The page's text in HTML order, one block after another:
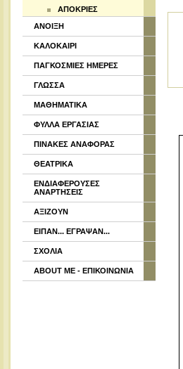
ΑΠΟΚΡΙΕΣ
ΑΝΟΙΞΗ
ΚΑΛΟΚΑΙΡΙ
ΠΑΓΚΟΣΜΙΕΣ ΗΜΕΡΕΣ
ΓΛΩΣΣΑ
ΜΑΘΗΜΑΤΙΚΑ
ΦΥΛΛΑ ΕΡΓΑΣΙΑΣ
ΠΙΝΑΚΕΣ ΑΝΑΦΟΡΑΣ
ΘΕΑΤΡΙΚΑ
ΕΝΔΙΑΦΕΡΟΥΣΕΣ
ΑΝΑΡΤΗΣΕΙΣ
ΑΞΙΖΟΥΝ
ΕΙΠΑΝ... ΕΓΡΑΨΑΝ...
ΣΧΟΛΙΑ
ABOUT ME - ΕΠΙΚΟΙΝΩΝΙΑ